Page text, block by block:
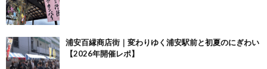
浦安百縁商店街｜変わりゆく浦安駅前と初夏のにぎわい
【2026年開催レポ】